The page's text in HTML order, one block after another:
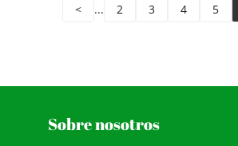
< ... 2 3 4 5
Sobre nosotros